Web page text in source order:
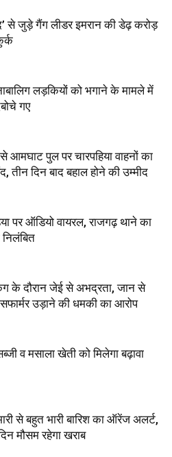
से जुड़े गैंग लीडर इमरान की डेढ़ करोड़
लड़कियों को भगाने के मामले में
गए
से आमघाट पुल पर चारपहिया वाहनों का
तीन दिन बाद बहाल होने की उम्मीद
पर ऑडियो वायरल, राजगढ़ थाने का
के दौरान जेई से अभद्रता, जान से
उड़ाने की धमकी का आरोप
व मसाला खेती को मिलेगा बढ़ावा
से बहुत भारी बारिश का ऑरेंज अलर्ट,
मौसम रहेगा खराब